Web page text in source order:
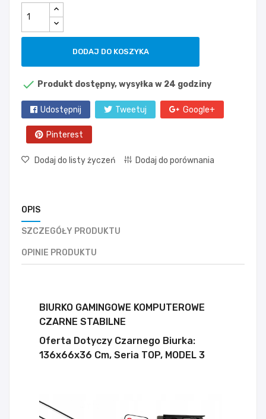
DODAJ DO KOSZYKA
 Produkt dostępny, wysyłka w 24 godziny
Udostępnij Tweetuj Google+
Pinterest
Dodaj do listy życzeń Dodaj do porównania
OPIS
SZCZEGÓŁY PRODUKTU
OPINIE PRODUKTU
BIURKO GAMINGOWE KOMPUTEROWE
CZARNE STABILNE
Oferta Dotyczy Czarnego Biurka:
136x66x36 Cm, Seria TOP, MODEL 3